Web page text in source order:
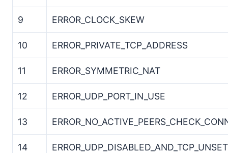
9 ERROR_CLOCK_SKEW
10 ERROR_PRIVATE_TCP_ADDRESS
11 ERROR_SYMMETRIC_NAT
12 ERROR_UDP_PORT_IN_USE
13
14 ERROR_UDP_DISABLED_AND_TCP_UNSET